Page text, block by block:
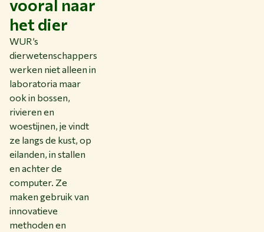
vooral naar
het dier
WUR’s
dierwetenschappers
werken niet alleen in
laboratoria maar
ook in bossen,
rivieren en
woestijnen, je vindt
ze langs de kust, op
eilanden, in stallen
en achter de
computer. Ze
maken gebruik van
innovatieve
methoden en